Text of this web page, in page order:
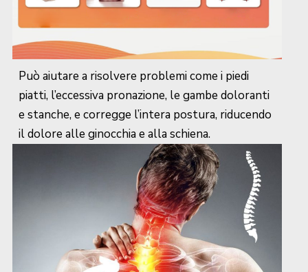
Può aiutare a risolvere problemi come i piedi
piatti, l’eccessiva pronazione, le gambe doloranti
e stanche, e corregge l’intera postura, riducendo
il dolore alle ginocchia e alla schiena.